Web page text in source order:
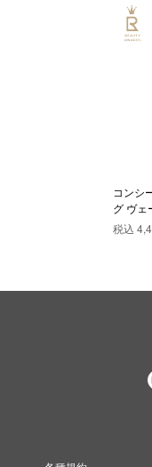
コンシ
グ ヴェ
税込